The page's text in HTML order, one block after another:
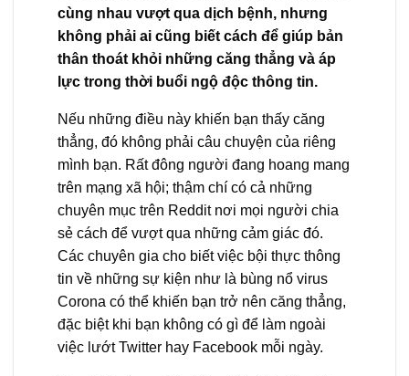
cùng nhau vượt qua dịch bệnh, nhưng
không phải ai cũng biết cách để giúp bản
thân thoát khỏi những căng thẳng và áp
lực trong thời buổi ngộ độc thông tin.
Nếu những điều này khiến bạn thấy căng
thẳng, đó không phải câu chuyện của riêng
mình bạn. Rất đông người đang hoang mang
trên mạng xã hội; thậm chí có cả những
chuyên mục trên Reddit nơi mọi người chia
sẻ cách để vượt qua những cảm giác đó.
Các chuyên gia cho biết việc bội thực thông
tin về những sự kiện như là bùng nổ virus
Corona có thể khiến bạn trở nên căng thẳng,
đặc biệt khi bạn không có gì để làm ngoài
việc lướt Twitter hay Facebook mỗi ngày.